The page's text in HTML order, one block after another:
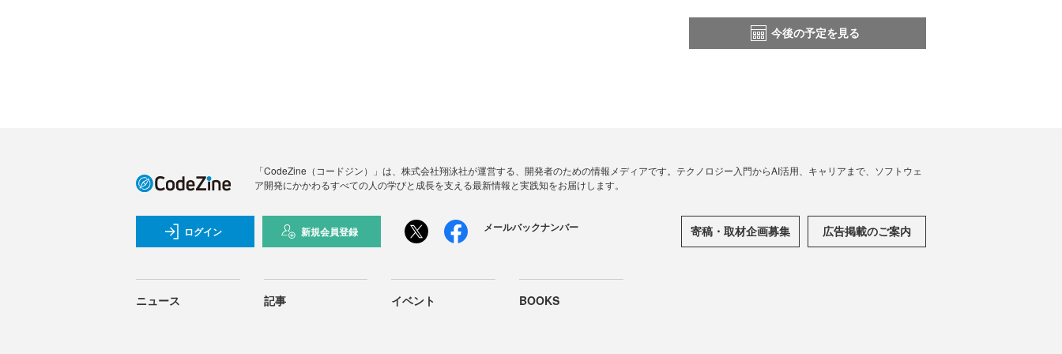
今後の予定を見る
「CodeZine（コードジン）」は、株式会社翔泳社が運営する、開発者のための情報メディアです。テクノロジー入門からAI活用、キャリアまで、ソフトウェ
ア開発にかかわるすべての人の学びと成長を支える最新情報と実践知をお届けします。
ログイン 新規会員登録 メールバックナンバー 寄稿・取材企画募集 広告掲載のご案内
ニュース 記事 イベント BOOKS